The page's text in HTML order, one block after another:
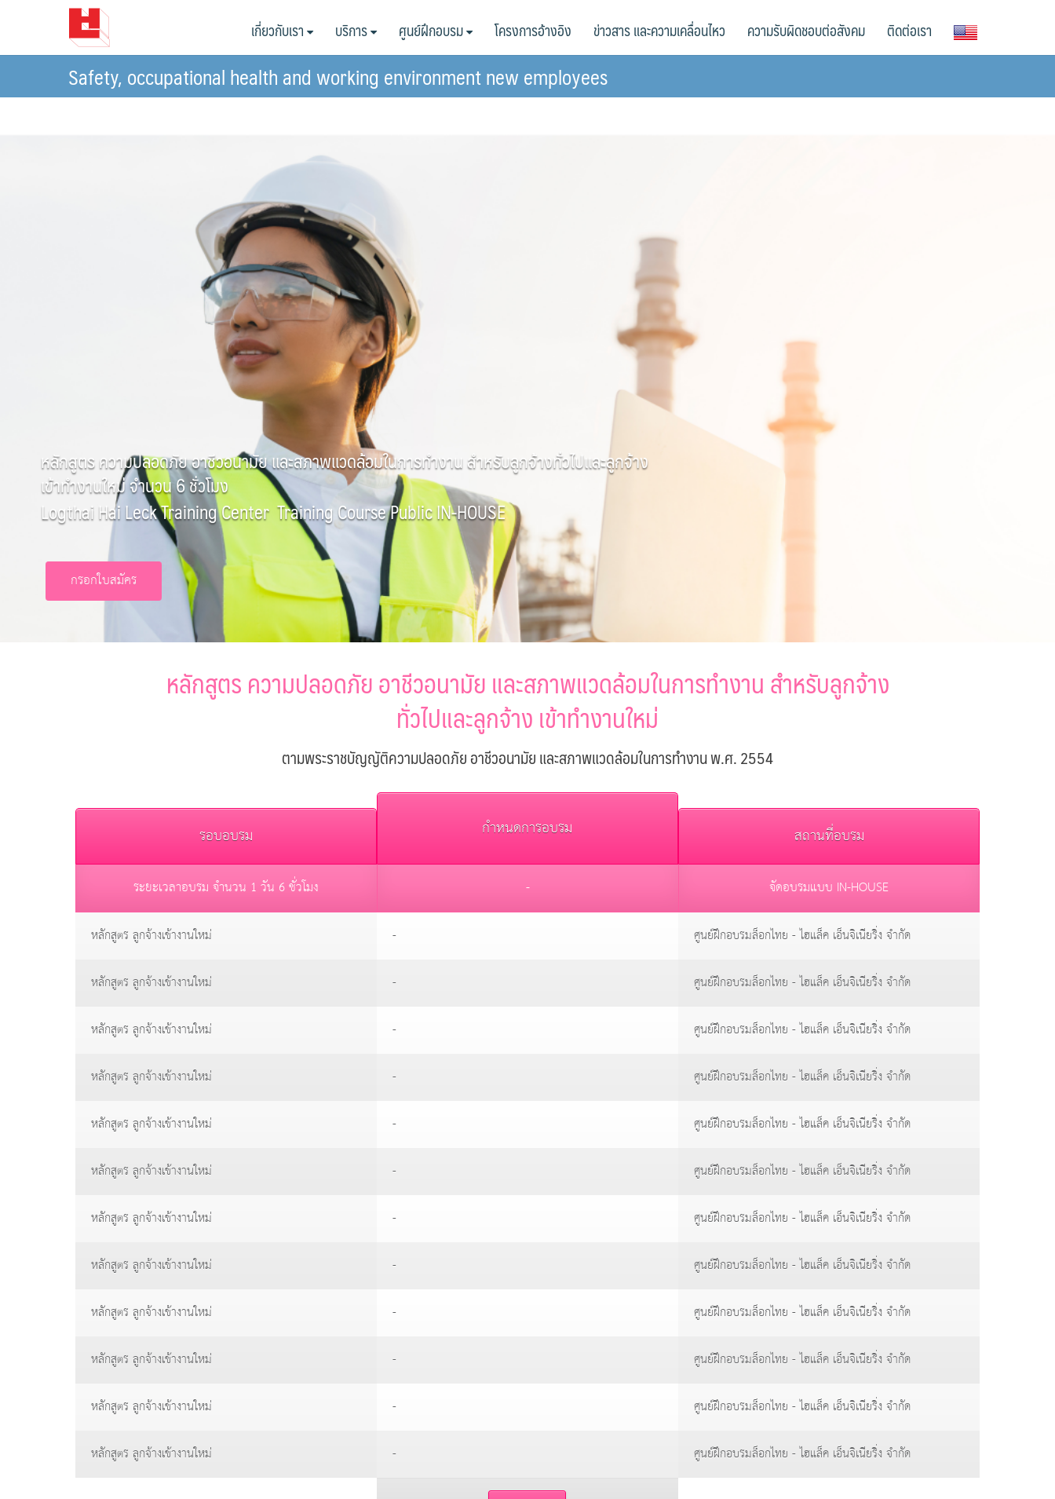
content
เกี่ยวกับเรา บริการ ศูนย์ฝึกอบรม โครงการอ้างอิง ข่าวสาร และความเคลื่อนไหว ความรับผิดชอบต่อสังคม ติดต่อเรา
Safety, occupational health and working environment new employees
หลักสูตร ความปลอดภัย อาชีวอนามัย และสภาพแวดล้อมในการทำงาน สำหรับลูกจ้างทั่วไปและลูกจ้าง
เข้าทำงานใหม่ จำนวน 6 ชั่วโมง
Logthai Hai Leck Training Center Training Course Public IN-HOUSE
กรอกใบสมัคร
หลักสูตร ความปลอดภัย อาชีวอนามัย และสภาพแวดล้อมในการทำงาน สำหรับลูกจ้าง
ทั่วไปและลูกจ้าง เข้าทำงานใหม่
ตามพระราชบัญญัติความปลอดภัย อาชีวอนามัย และสภาพแวดล้อมในการทำงาน พ.ศ. 2554
รอบอบรม
ระยะเวลาอบรม จำนวน 1 วัน 6 ชั่วโมง
หลักสูตร ลูกจ้างเข้างานใหม่
หลักสูตร ลูกจ้างเข้างานใหม่
หลักสูตร ลูกจ้างเข้างานใหม่
หลักสูตร ลูกจ้างเข้างานใหม่
หลักสูตร ลูกจ้างเข้างานใหม่
หลักสูตร ลูกจ้างเข้างานใหม่
หลักสูตร ลูกจ้างเข้างานใหม่
หลักสูตร ลูกจ้างเข้างานใหม่
หลักสูตร ลูกจ้างเข้างานใหม่
หลักสูตร ลูกจ้างเข้างานใหม่
หลักสูตร ลูกจ้างเข้างานใหม่
หลักสูตร ลูกจ้างเข้างานใหม่
กำหนดการอบรม
-
-
-
-
-
-
-
-
-
-
-
-
-
สถานที่อบรม
จัดอบรมแบบ IN-HOUSE
ศูนย์ฝึกอบรมล็อกไทย - ไฮแล็ค เอ็นจิเนียริ่ง จำกัด
ศูนย์ฝึกอบรมล็อกไทย - ไฮแล็ค เอ็นจิเนียริ่ง จำกัด
ศูนย์ฝึกอบรมล็อกไทย - ไฮแล็ค เอ็นจิเนียริ่ง จำกัด
ศูนย์ฝึกอบรมล็อกไทย - ไฮแล็ค เอ็นจิเนียริ่ง จำกัด
ศูนย์ฝึกอบรมล็อกไทย - ไฮแล็ค เอ็นจิเนียริ่ง จำกัด
ศูนย์ฝึกอบรมล็อกไทย - ไฮแล็ค เอ็นจิเนียริ่ง จำกัด
ศูนย์ฝึกอบรมล็อกไทย - ไฮแล็ค เอ็นจิเนียริ่ง จำกัด
ศูนย์ฝึกอบรมล็อกไทย - ไฮแล็ค เอ็นจิเนียริ่ง จำกัด
ศูนย์ฝึกอบรมล็อกไทย - ไฮแล็ค เอ็นจิเนียริ่ง จำกัด
ศูนย์ฝึกอบรมล็อกไทย - ไฮแล็ค เอ็นจิเนียริ่ง จำกัด
ศูนย์ฝึกอบรมล็อกไทย - ไฮแล็ค เอ็นจิเนียริ่ง จำกัด
ศูนย์ฝึกอบรมล็อกไทย - ไฮแล็ค เอ็นจิเนียริ่ง จำกัด